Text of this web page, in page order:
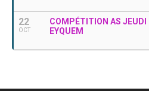
22
OCT
COMPÉTITION AS JEUDI
EYQUEM